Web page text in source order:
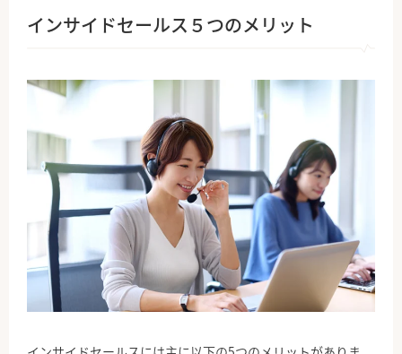
インサイドセールス５つのメリット